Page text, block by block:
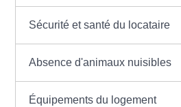
Sécurité et santé du locataire
Absence d'animaux nuisibles
Équipements du logement